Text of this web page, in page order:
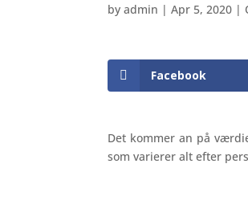
byadmin |Apr 5, 2020 |
Facebook
Det kommer an på
som varierer alt efter